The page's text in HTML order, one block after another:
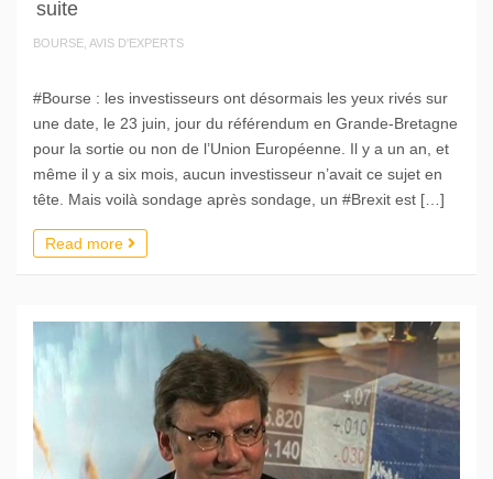
suite
BOURSE, AVIS D'EXPERTS
#Bourse : les investisseurs ont désormais les yeux rivés sur
une date, le 23 juin, jour du référendum en Grande-Bretagne
pour la sortie ou non de l’Union Européenne. Il y a un an, et
même il y a six mois, aucun investisseur n’avait ce sujet en
tête. Mais voilà sondage après sondage, un #Brexit est […]
Read more